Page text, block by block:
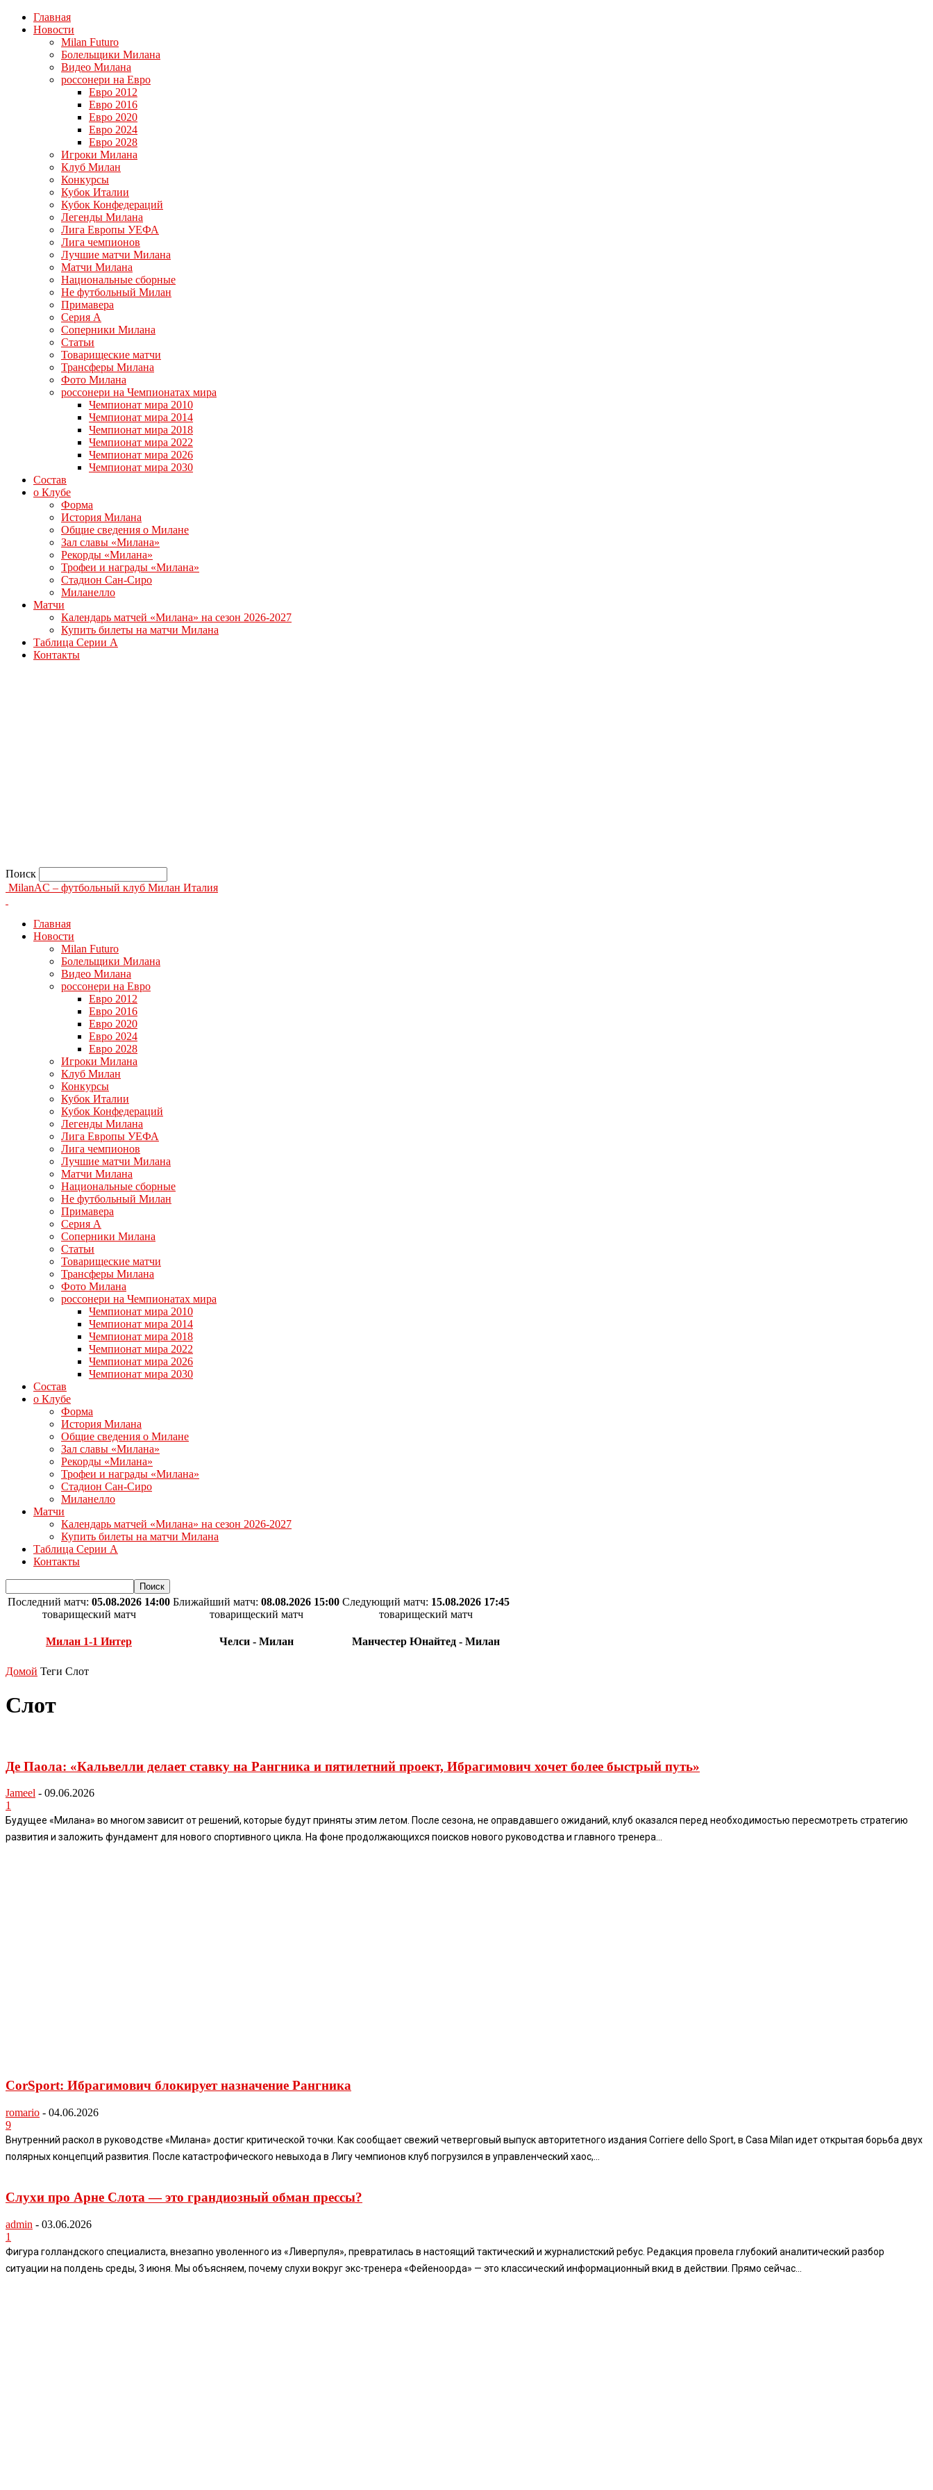
Главная
Новости
Milan Futuro
Болельщики Милана
Видео Милана
россонери на Евро
Евро 2012
Евро 2016
Евро 2020
Евро 2024
Евро 2028
Игроки Милана
Клуб Милан
Конкурсы
Кубок Италии
Кубок Конфедераций
Легенды Милана
Лига Европы УЕФА
Лига чемпионов
Лучшие матчи Милана
Матчи Милана
Национальные сборные
Не футбольный Милан
Примавера
Серия А
Соперники Милана
Статьи
Товарищеские матчи
Трансферы Милана
Фото Милана
россонери на Чемпионатах мира
Чемпионат мира 2010
Чемпионат мира 2014
Чемпионат мира 2018
Чемпионат мира 2022
Чемпионат мира 2026
Чемпионат мира 2030
Состав
о Клубе
Форма
История Милана
Общие сведения о Милане
Зал славы «Милана»
Рекорды «Милана»
Трофеи и награды «Милана»
Стадион Сан-Сиро
Миланелло
Матчи
Календарь матчей «Милана» на сезон 2026-2027
Купить билеты на матчи Милана
Таблица Серии А
Контакты
Поиск
MilanAC – футбольный клуб Милан Италия
Главная
Новости
Milan Futuro
Болельщики Милана
Видео Милана
россонери на Евро
Евро 2012
Евро 2016
Евро 2020
Евро 2024
Евро 2028
Игроки Милана
Клуб Милан
Конкурсы
Кубок Италии
Кубок Конфедераций
Легенды Милана
Лига Европы УЕФА
Лига чемпионов
Лучшие матчи Милана
Матчи Милана
Национальные сборные
Не футбольный Милан
Примавера
Серия А
Соперники Милана
Статьи
Товарищеские матчи
Трансферы Милана
Фото Милана
россонери на Чемпионатах мира
Чемпионат мира 2010
Чемпионат мира 2014
Чемпионат мира 2018
Чемпионат мира 2022
Чемпионат мира 2026
Чемпионат мира 2030
Состав
о Клубе
Форма
История Милана
Общие сведения о Милане
Зал славы «Милана»
Рекорды «Милана»
Трофеи и награды «Милана»
Стадион Сан-Сиро
Миланелло
Матчи
Календарь матчей «Милана» на сезон 2026-2027
Купить билеты на матчи Милана
Таблица Серии А
Контакты
Последний матч: 05.08.2026 14:00
товарищеский матч
Милан 1-1 Интер
Ближайший матч: 08.08.2026 15:00
товарищеский матч
Челси - Милан
Следующий матч: 15.08.2026 17:45
товарищеский матч
Манчестер Юнайтед - Милан
Домой Теги Слот
Слот
Де Паола: «Кальвелли делает ставку на Рангника и пятилетний проект, Ибрагимович хочет более быстрый путь»
Jameel - 09.06.2026
1
Будущее «Милана» во многом зависит от решений, которые будут приняты этим летом. После сезона, не оправдавшего ожиданий, клуб оказался перед необходимостью пересмотреть стратегию
развития и заложить фундамент для нового спортивного цикла. На фоне продолжающихся поисков нового руководства и главного тренера...
CorSport: Ибрагимович блокирует назначение Рангника
romario - 04.06.2026
9
Внутренний раскол в руководстве «Милана» достиг критической точки. Как сообщает свежий четверговый выпуск авторитетного издания Corriere dello Sport, в Casa Milan идет открытая борьба двух
полярных концепций развития. После катастрофического невыхода в Лигу чемпионов клуб погрузился в управленческий хаос,...
Слухи про Арне Слота — это грандиозный обман прессы?
admin - 03.06.2026
1
Фигура голландского специалиста, внезапно уволенного из «Ливерпуля», превратилась в настоящий тактический и журналистский ребус. Редакция провела глубокий аналитический разбор
ситуации на полдень среды, 3 июня. Мы объясняем, почему слухи вокруг экс-тренера «Фейеноорда» — это классический информационный вкид в действии. Прямо сейчас...